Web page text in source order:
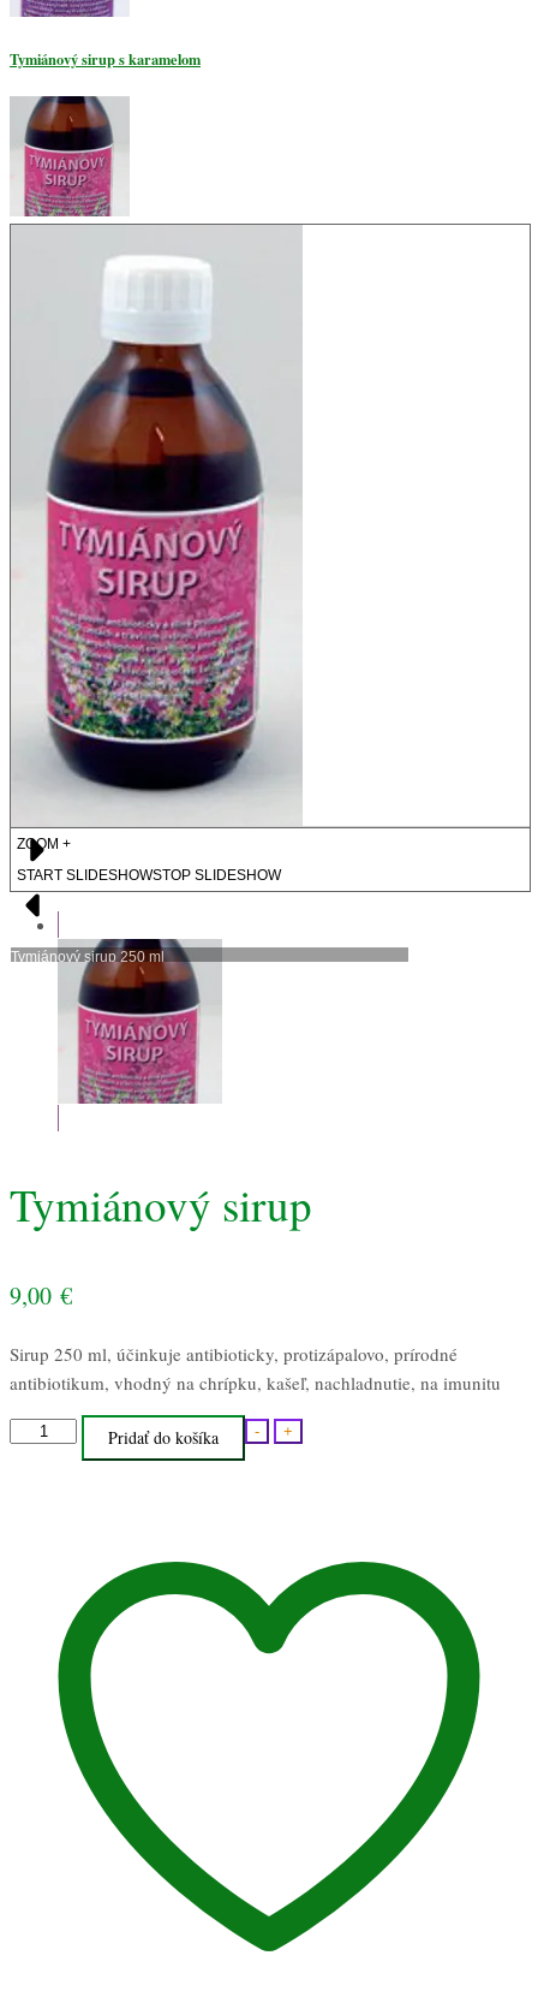
Tymiánový sirup s karamelom
Tymiánový sirup 250 ml
ZOOM +
START SLIDESHOWSTOP SLIDESHOW
Tymiánový sirup
9,00 €
Sirup 250 ml, účinkuje antibioticky, protizápalovo, prírodné
antibiotikum, vhodný na chrípku, kašeľ, nachladnutie, na imunitu
-
množstvo
Tymiánový
+
Pridať do košíka